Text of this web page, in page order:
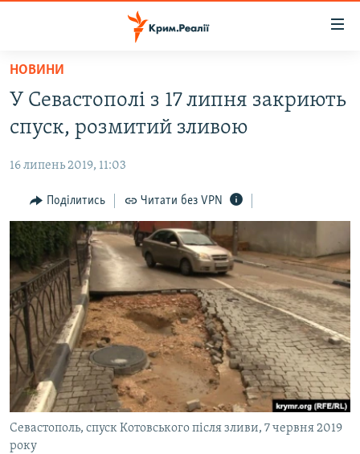
Перейти
основного
матеріалу
Перейти
до
навігації
Перейти
пошуку
ВІДЕО ТА ФОТО
ПОЛІТИКА
БЛОГИ
ПОГЛЯД
ІНТЕРВ'Ю
ВСЕ ЗА ДЕНЬ
СПЕЦПРОЕКТИ
ДЕПОРТАЦІЯ
ВІДЕОУРОКИ «ELIFBE»
СВІДЧЕННЯ ОКУПАЦІЇ
УКРАЇНСЬКА ПРОБЛЕМА КРИМУ
ЯК ОБІЙТИ БЛОКУВАННЯ
Русский
Qırımtatar
НОВИНИ
У Севастополі з 17 липня закриють
спуск, розмитий зливою
16 липень 2019, 11:03
Поділитись Читати без VPN
Севастополь, спуск Котовського після зливи, 7 червня 2019
року